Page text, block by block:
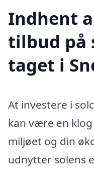
Indhent
tilbud på
taget i
At investere i
kan være en
miljøet og din
udnytter solens